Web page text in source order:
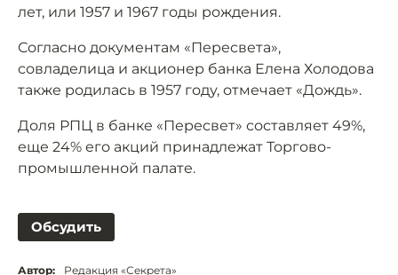
лет, или 1957 и 1967 годы рождения.
Согласно документам «Пересвета»,
совладелица и акционер банка Елена Холодова
также родилась в 1957 году, отмечает «Дождь».
Доля РПЦ в банке «Пересвет» составляет 49%,
еще 24% его акций принадлежат Торгово-
промышленной палате.
Обсудить
Автор: Редакция «Секрета»